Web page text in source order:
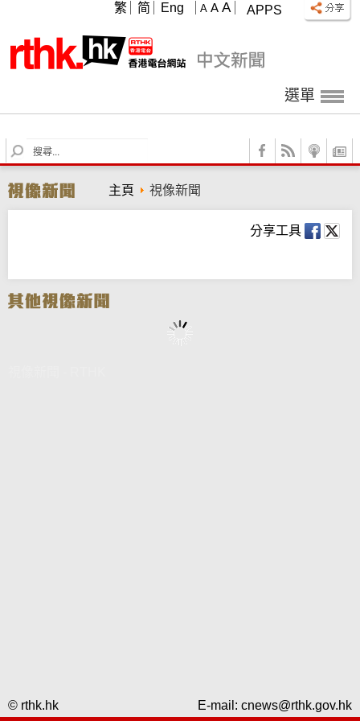
APPS
A A A
繁 简 Eng
選單
S
e
r
c
主頁 視像新聞
分享工具
© rthk.hk E-mail: cnews@rthk.gov.hk